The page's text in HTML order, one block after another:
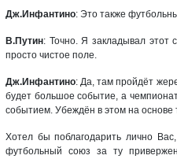
Дж.Инфантино: Это также
В.Путин: Точно. Я закладывал этот
просто чистое поле.
Дж.Инфантино: Да, там пройдёт
будет большое событие, а
событием. Убеждён в этом на основе
Хотел бы поблагодарить лично
футбольный союз за ту